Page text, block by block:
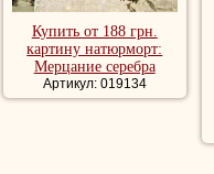
Купить от 188 грн.
картину натюрморт:
Мерцание серебра
Артикул: 019134